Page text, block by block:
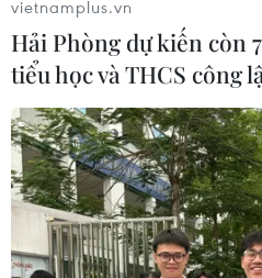
Chiêm
của tháp Po Klong
06/01/2021 00:00
Tọa lạc trên đồi Trầu, cách
Chàm (Ninh Thuận) khoảng
vietnamplus.vn
Hải Phòng dự kiến còn
tiểu học và THCS công